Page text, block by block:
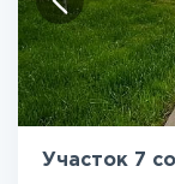
Участок 7